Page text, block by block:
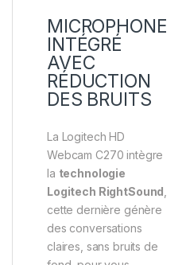
MICROPHONE
INTÉGRÉ
AVEC
RÉDUCTION
DES BRUITS
La Logitech HD
Webcam C270 intègre
la technologie
Logitech RightSound
cette dernière génère
des conversations
claires, sans bruits de